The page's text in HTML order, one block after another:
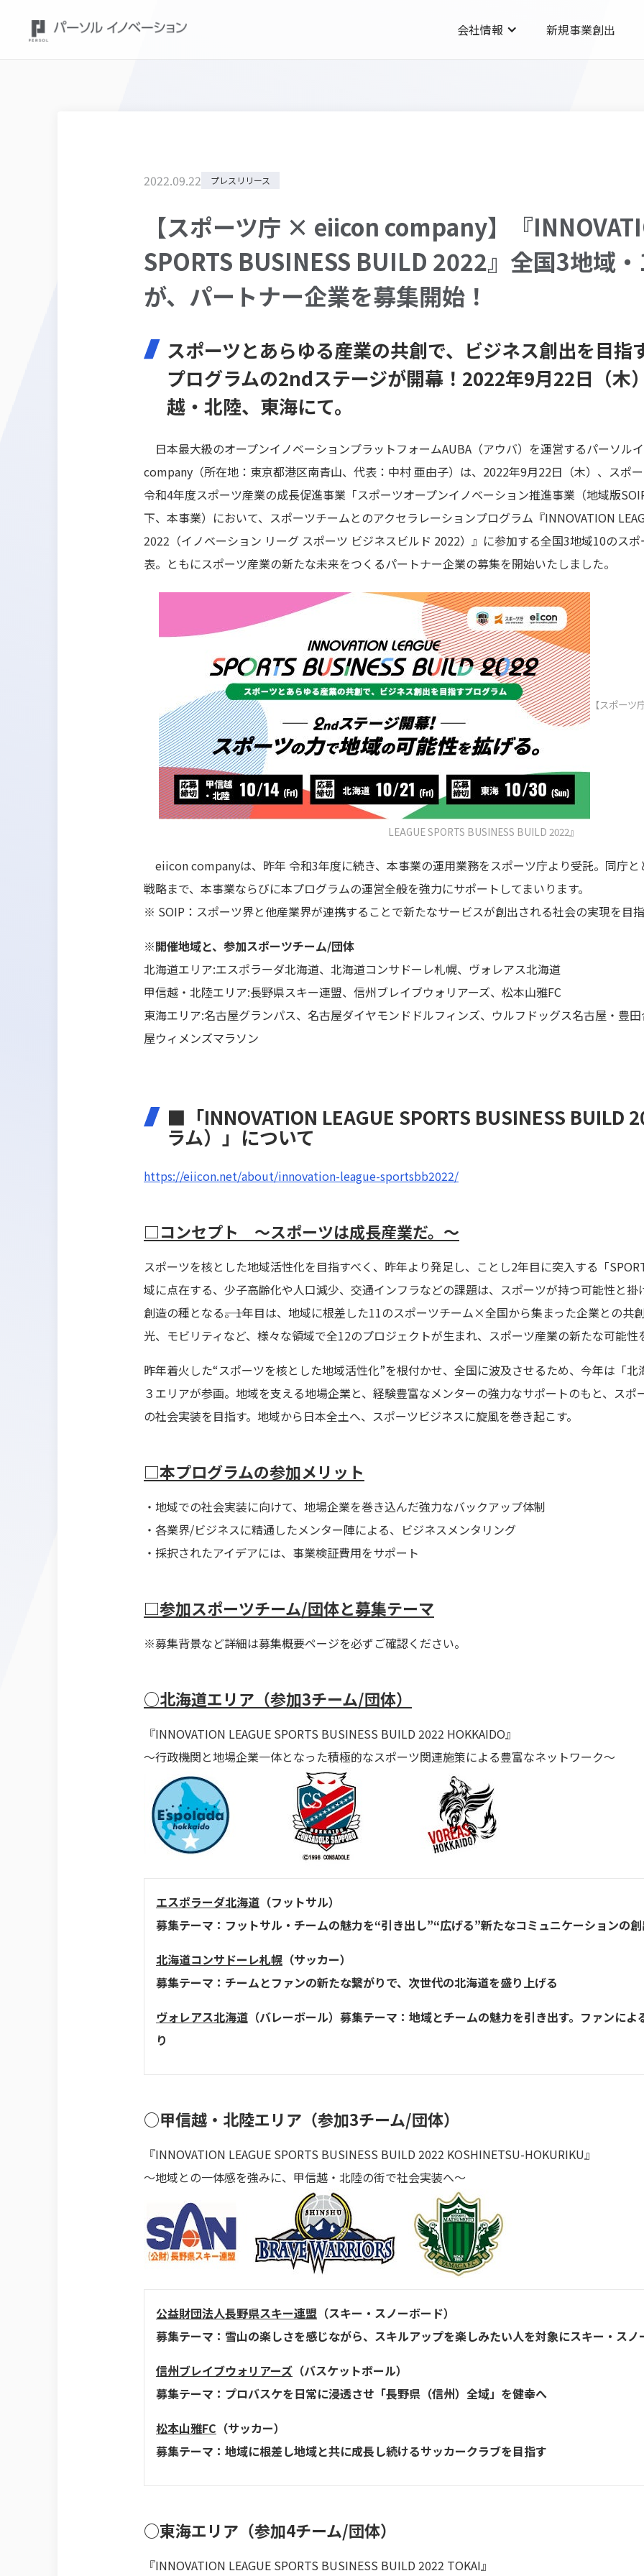
会社情報 新規事業創出
2022.09.22 プレスリリース
【スポーツ庁 × eiicon company】『
SPORTS BUSINESS BUILD 2022』全国3地域
が、パートナー企業を募集開始！
スポーツとあらゆる産業の共創で、ビジネス創出を目指
プログラムの2ndステージが開幕！2022年9月22日（木
越・北陸、東海にて。
日本最大級のオープンイノベーションプラットフォームAUBA（アウバ）を運営するパーソル
company（所在地：東京都港区南青山、代表：中村 亜由子）は、2022年9月22日（木）、スポ
令和4年度スポーツ産業の成長促進事業「スポーツオープンイノベーション推進事業（地域版
下、本事業）において、スポーツチームとのアクセラレーションプログラム『INNOVATION
2022（イノベーション リーグ スポーツ ビジネスビルド 2022）』に参加する全国3地域10のス
表。ともにスポーツ産業の新たな未来をつくるパートナー企業の募集を開始いたしました。
【スポー
LEAGUE SPORTS BUSINESS BUILD 2022』
eiicon companyは、昨年 令和3年度に続き、本事業の運用業務をスポーツ庁より受託。同庁と
戦略まで、本事業ならびに本プログラムの運営全般を強力にサポートしてまいります。
※ SOIP：スポーツ界と他産業界が連携することで新たなサービスが創出される社会の実現を目
※開催地域と、参加スポーツチーム/団体
北海道エリア:エスポラーダ北海道、北海道コンサドーレ札幌、ヴォレアス北海道
甲信越・北陸エリア:長野県スキー連盟、信州ブレイブウォリアーズ、松本山雅FC
東海エリア:名古屋グランパス、名古屋ダイヤモンドドルフィンズ、ウルフドッグス名古屋・豊
屋ウィメンズマラソン
■「INNOVATION LEAGUE SPORTS BUSINESS BUILD
ラム）」について
https://eiicon.net/about/innovation-league-sportsbb2022/
□コンセプト ～スポーツは成長産業だ。～
スポーツを核とした地域活性化を目指すべく、昨年より発足し、ことし2年目に突入する「
域に点在する、少子高齢化や人口減少、交通インフラなどの課題は、スポーツが持つ可能性と
創造の種となる――。1年目は、地域に根差した11のスポーツチーム×全国から集まった企業との共
光、モビリティなど、様々な領域で全12のプロジェクトが生まれ、スポーツ産業の新たな可能性
昨年着火した“スポーツを核とした地域活性化”を根付かせ、全国に波及させるため、今年は「
３エリアが参画。地域を支える地場企業と、経験豊富なメンターの強力なサポートのもと、ス
の社会実装を目指す。地域から日本全土へ、スポーツビジネスに旋風を巻き起こす。
□本プログラムの参加メリット
・地域での社会実装に向けて、地場企業を巻き込んだ強力なバックアップ体制
・各業界/ビジネスに精通したメンター陣による、ビジネスメンタリング
・採択されたアイデアには、事業検証費用をサポート
□参加スポーツチーム/団体と募集テーマ
※募集背景など詳細は募集概要ページを必ずご確認ください。
○北海道エリア（参加3チーム/団体）
『INNOVATION LEAGUE SPORTS BUSINESS BUILD 2022 HOKKAIDO』
～行政機関と地場企業一体となった積極的なスポーツ関連施策による豊富なネットワーク～
エスポラーダ北海道 （フットサル）
募集テーマ：フットサル・チームの魅力を“引き出し”“広げる”新たなコミュニケーションの
北海道コンサドーレ札幌 （サッカー）
募集テーマ：チームとファンの新たな繋がりで、次世代の北海道を盛り上げる
ヴォレアス北海道 （バレーボール）募集テーマ：地域とチームの魅力を引き出す。ファンに
り
○甲信越・北陸エリア（参加3チーム/団体）
『INNOVATION LEAGUE SPORTS BUSINESS BUILD 2022 KOSHINETSU-HOKURIKU』
～地域との一体感を強みに、甲信越・北陸の街で社会実装へ～
公益財団法人長野県スキー連盟 （スキー・スノーボード）
募集テーマ：雪山の楽しさを感じながら、スキルアップを楽しみたい人を対象にスキー・ス
信州ブレイブウォリアーズ （バスケットボール）
募集テーマ：プロバスケを日常に浸透させ「長野県（信州）全域」を健幸へ
松本山雅FC （サッカー）
募集テーマ：地域に根差し地域と共に成長し続けるサッカークラブを目指す
○東海エリア（参加4チーム/団体）
『INNOVATION LEAGUE SPORTS BUSINESS BUILD 2022 TOKAI』